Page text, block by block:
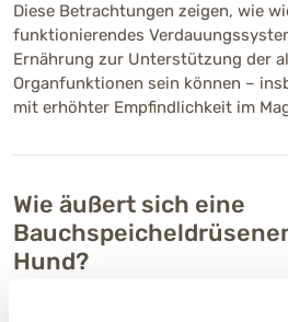
Diese Betrachtungen zeigen, wie
funktionierendes
Ernährung zur Unterstützung der
Organfunktionen sein können –
mit erhöhter Empfindlichkeit im
Wie äußert sich eine
Hund?
Eine Pankreatitis tritt in zwei